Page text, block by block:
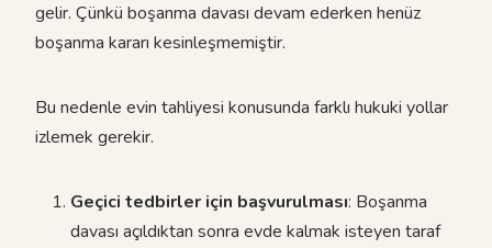
gelir. Çünkü boşanma davası devam ederken henüz
boşanma kararı kesinleşmemiştir.
Bu nedenle evin tahliyesi konusunda farklı hukuki yollar
izlemek gerekir.
Geçici tedbirler için başvurulması: Boşanma
davası açıldıktan sonra evde kalmak isteyen taraf